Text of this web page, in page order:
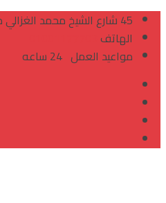
Skip
content
45 شارع الشيخ محمد الغزالي دور 1 اداري – الدقي – الجيزة
الهاتف
مواعيد العمل